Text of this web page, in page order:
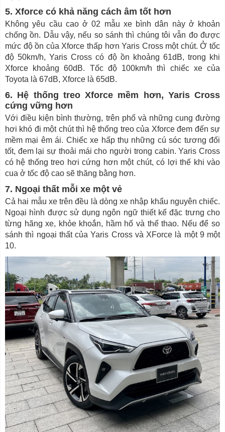
5. Xforce có khả năng cách âm tốt hơn
Không yêu cầu cao ở 02 mẫu xe bình dân này ở khoản
chống ồn. Dẫu vậy, nếu so sánh thì chúng tôi vẫn đo được
mức độ ồn của Xforce thấp hơn Yaris Cross một chút. Ở tốc
độ 50km/h, Yaris Cross có độ ồn khoảng 61dB, trong khi
Xforce khoảng 60dB. Tốc độ 100km/h thì chiếc xe của
Toyota là 67dB, Xforce là 65dB.
6. Hệ thống treo Xforce mềm hơn, Yaris Cross
cứng vững hơn
Với điều kiện bình thường, trên phố và những cung đường
hơi khó đi một chút thì hệ thống treo của Xforce đem đến sự
mềm mại êm ái. Chiếc xe hấp thụ những cú sóc tương đối
tốt, đem lại sự thoải mái cho người trong cabin. Yaris Cross
có hệ thống treo hơi cứng hơn một chút, có lợi thế khi vào
cua ở tốc độ cao sẽ thăng bằng hơn.
7. Ngoại thất mỗi xe một vẻ
Cả hai mẫu xe trên đều là dòng xe nhập khẩu nguyên chiếc.
Ngoại hình được sử dụng ngôn ngữ thiết kế đặc trưng cho
từng hãng xe, khỏe khoắn, hầm hố và thể thao. Nếu để so
sánh thì ngoại thất của Yaris Cross và XForce là một 9 một
10.